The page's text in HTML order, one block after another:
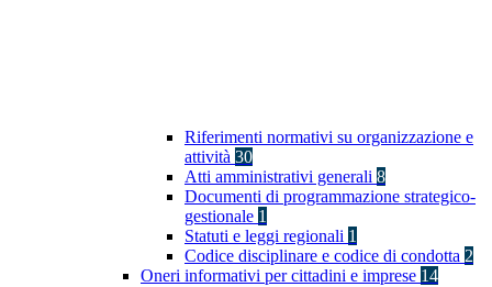
Riferimenti normativi su organizzazione e
attività 30
Atti amministrativi generali 8
Documenti di programmazione strategico-
gestionale 1
Statuti e leggi regionali 1
Codice disciplinare e codice di condotta 2
Oneri informativi per cittadini e imprese 14